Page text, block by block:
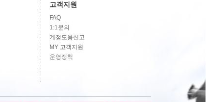
고객지원
FAQ
1:1문의
계정도용신고
MY 고객지원
운영정책